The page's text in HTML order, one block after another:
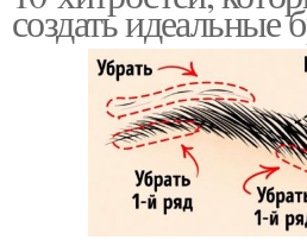
создать идеальные